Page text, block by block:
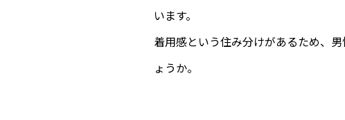
います。
着用感という住み分けがあるため、
ょうか。